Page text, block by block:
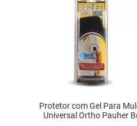
Protetor com Gel Para
Universal Ortho Pauher